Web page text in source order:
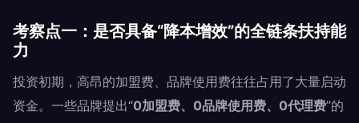
考察点一：是否具备“降本增效”的全链条扶持能
力
投资初期，高昂的加盟费、品牌使用费往往占用了大量启动
资金。一些品牌提出“0加盟费、0品牌使用费、0代理费”的